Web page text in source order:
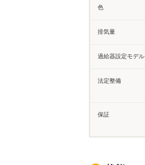
色
排気量
過給器設定モデル
法定整備
保証